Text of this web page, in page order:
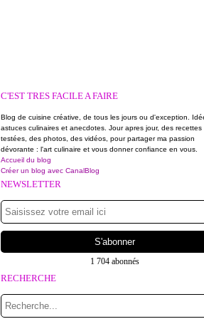
C'EST TRES FACILE A FAIRE
Blog de cuisine créative, de tous les jours ou d'exception.
astuces culinaires et anecdotes. Jour apres jour, des recettes
testées, des photos, des vidéos, pour partager ma passion
dévorante : l'art culinaire et vous donner confiance en vous.
Accueil du blog
Créer un blog avec CanalBlog
NEWSLETTER
1 704 abonnés
RECHERCHE